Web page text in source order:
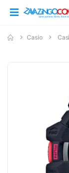
Casio